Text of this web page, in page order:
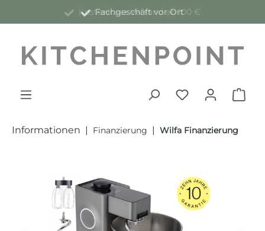
Kostenloser Versand ab 100 €
Informationen | Finanzierung | Wilfa Finanzierung
Bildergalerie überspringen